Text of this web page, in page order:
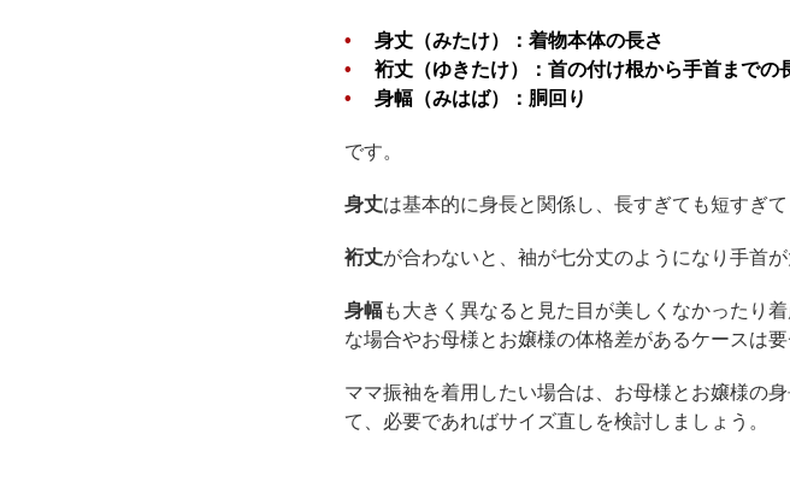
身丈（みたけ）：着物本体の長さ
裄丈（ゆきたけ）：首の付け根から手首までの
身幅（みはば）：胴回り
です。
身丈は基本的に身長と関係し、長すぎても短すぎ
裄丈が合わないと、袖が七分丈のようになり手首が
身幅 も大きく異なると見た目が美しくなかったり
な場合やお母様とお嬢様の体格差があるケースは要
ママ振袖を着用したい場合は、お母様とお嬢様の
て、必要であればサイズ直しを検討しましょう。